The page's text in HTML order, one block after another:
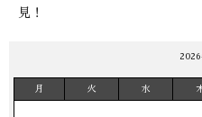
見！
2026
月 火 水